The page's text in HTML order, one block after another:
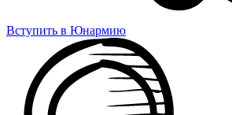
Вступить в Юнармию